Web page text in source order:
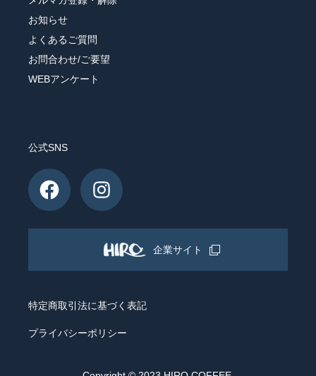
お知らせ
よくあるご質問
お問合わせ/ご要望
WEBアンケート
公式SNS
企業サイト
特定商取引法に基づく表記
プライバシーポリシー